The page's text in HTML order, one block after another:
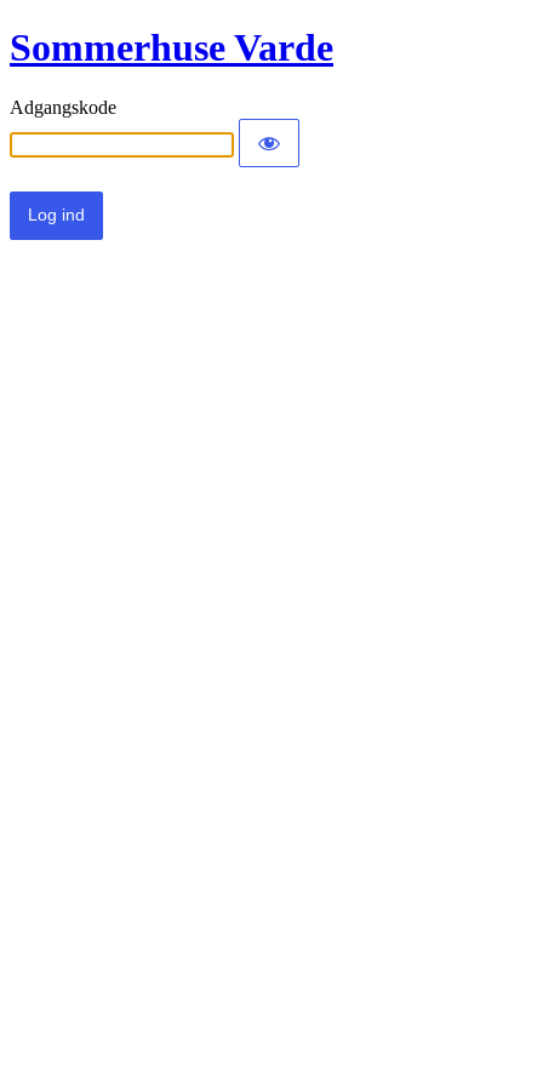
Sommerhuse Varde
Adgangskode